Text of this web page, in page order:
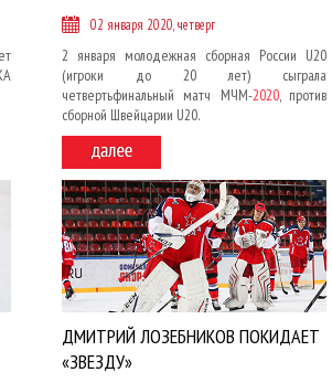
02 января 2020, четверг
2 января молодежная сборная России U20
(игроки до 20 лет) сыграла
четвертьфинальный матч МЧМ-2020, против
сборной Швейцарии U20.
ДМИТРИЙ ЛОЗЕБНИКОВ ПОКИДАЕТ
«ЗВЕЗДУ»